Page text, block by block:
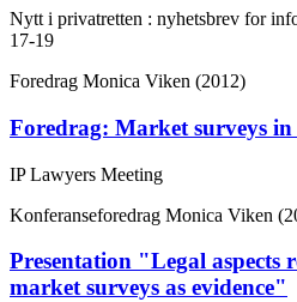
Nytt i privatretten : nyhetsbrev for
17-19
Foredrag Monica Viken (2012)
Foredrag: Market surveys in
IP Lawyers Meeting
Konferanseforedrag Monica Viken
Presentation "Legal aspects
market surveys as evidence"